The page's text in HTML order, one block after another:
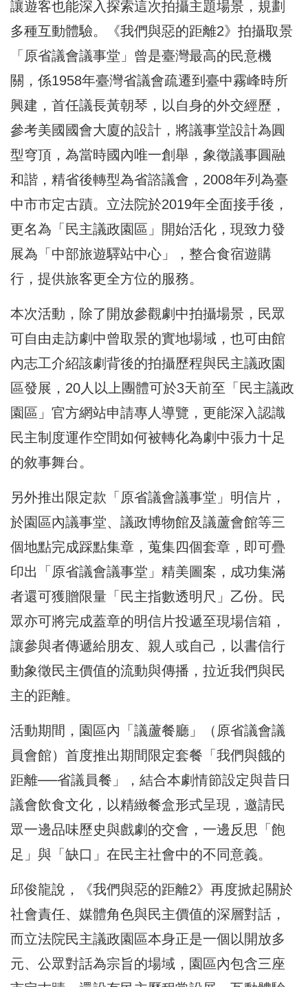
讓遊客也能深入探索這次拍攝主題場景，規劃
多種互動體驗。《我們與惡的距離2》拍攝取景
「原省議會議事堂」 曾是臺灣最高的民意機
關， 係1958年臺灣省議會疏遷到臺中霧峰時所
興建， 首任議長黃朝琴，以自身的外交經歷，
參考美國國會大廈的設計， 將議事堂設計為圓
型穹頂，為當時國內唯一創舉， 象徵議事圓融
和諧，精省後轉型為省諮議會， 2008年列為臺
中市市定古蹟。立法院於2019年全面接手後，
更名為「民主議政園區」開始活化，現致力發
展為「 中部旅遊驛站中心」，整合食宿遊購
行，提供旅客更全方位的服務。
本次活動，除了開放參觀劇中拍攝場景， 民眾
可自由走訪劇中曾取景的實地場域， 也可由館
內志工介紹該劇背後的拍攝歷程與民主議政園
區發展， 20人以上團體可於3天前至「民主議政
園區」 官方網站申請專人導覽， 更能深入認識
民主制度運作空間如何被轉化為劇中張力十足
的敘事舞台。
另外推出限定款「原省議會議事堂」明信片，
於園區內議事堂、 議政博物館及議蘆會館等三
個地點完成踩點集章，蒐集四個套章， 即可疊
印出「原省議會議事堂」精美圖案， 成功集滿
者還可獲贈限量「民主指數透明尺」乙份。
民
眾亦可將完成蓋章的明信片投遞至現場信箱，
讓參與者傳遞給朋友、親人或自己， 以書信行
動象徵民主價值的流動與傳播，拉近我們與民
主的距離。
活動期間，園區內「議蘆餐廳」（原省議會議
員會館） 首度推出期間限定套餐「我們與餓的
距離──省議員餐」， 結合本劇情節設定與昔日
議會飲食文化，以精緻餐盒形式呈現， 邀請民
眾一邊品味歷史與戲劇的交會，一邊反思「飽
足」與「缺口」 在民主社會中的不同意義。
邱俊龍說，《我們與惡的距離2》再度掀起關於
社會責任、 媒體角色與民主價值的深層對話，
而立法院民主議政園區本身正是一個以開放多
元、 公眾對話為宗旨的場域，園區內包含三座